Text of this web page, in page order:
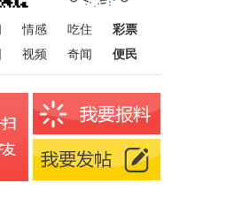
情感 吃住
彩票
视频 奇闻 便民